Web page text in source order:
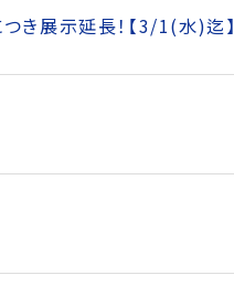
き展示延長！【3/1(水)迄】